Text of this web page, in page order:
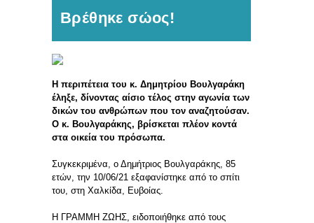
Βρέθηκε σώος!
Η περιπέτεια του κ. Δημητρίου Βουλγαράκη
έληξε, δίνοντας αίσιο τέλος στην αγωνία των
δικών του ανθρώπων που τον αναζητούσαν.
Ο κ. Βουλγαράκης, βρίσκεται πλέον κοντά
στα οικεία του πρόσωπα.
Συγκεκριμένα, ο Δημήτριος Βουλγαράκης, 85
ετών, την 10/06/21 εξαφανίστηκε από το σπίτι
του, στη Χαλκίδα, Ευβοίας.
Η ΓΡΑΜΜΗ ΖΩΗΣ, ειδοποιήθηκε από τους